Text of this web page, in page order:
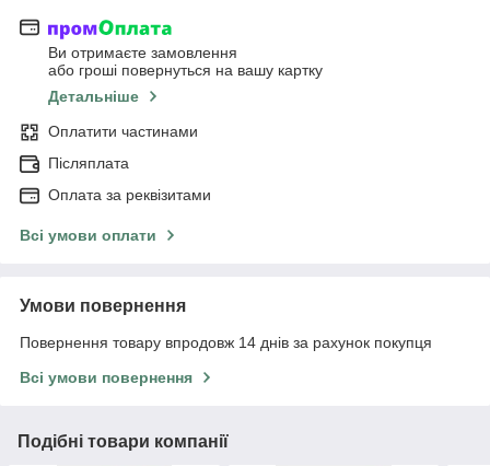
Ви отримаєте замовлення
або гроші повернуться на вашу картку
Детальніше
Оплатити частинами
Післяплата
Оплата за реквізитами
Всі умови оплати
Умови повернення
Повернення товару впродовж 14 днів за рахунок покупця
Всі умови повернення
Подібні товари компанії